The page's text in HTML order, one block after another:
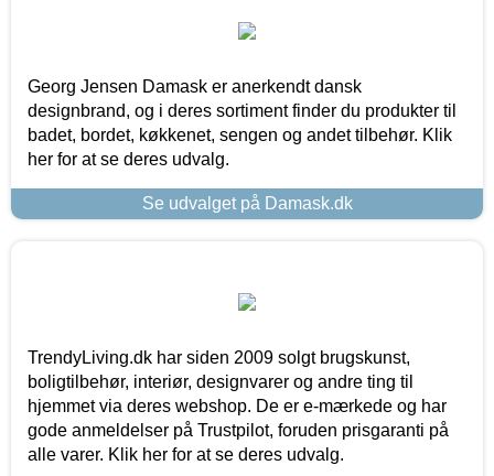
Georg Jensen Damask er anerkendt dansk
designbrand, og i deres sortiment finder du produkter til
badet, bordet, køkkenet, sengen og andet tilbehør. Klik
her for at se deres udvalg.
Se udvalget på Damask.dk
TrendyLiving.dk har siden 2009 solgt brugskunst,
boligtilbehør, interiør, designvarer og andre ting til
hjemmet via deres webshop. De er e-mærkede og har
gode anmeldelser på Trustpilot, foruden prisgaranti på
alle varer. Klik her for at se deres udvalg.